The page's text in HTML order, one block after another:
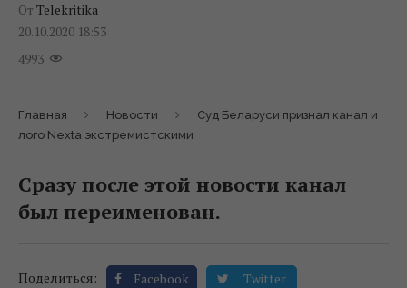
От Telekritika
20.10.2020 18:53
4993
Главная Новости
Суд Беларуси признал канал и
лого Nexta экстремистскими
Сразу после этой новости канал
был переименован.
Поделиться: Facebook Twitter